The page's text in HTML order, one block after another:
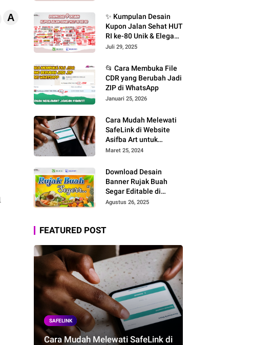
A
Gratis Font
✨ Kumpulan Desain
Kupon Jalan Sehat HUT
RI ke-80 Unik & Elegan
– Download File
Editable!
Juli 29, 2025
📂 Cara Membuka File
CDR yang Berubah Jadi
ZIP di WhatsApp
Januari 25, 2026
Cara Mudah Melewati
SafeLink di Website
Asifba Art untuk
Mengunduh File Desain
Maret 25, 2024
Download Desain
Banner Rujak Buah
Segar Editable di
CorelDRAW: Nuansa
Agustus 26, 2025
FEATURED POST
SAFELINK
Cara Mudah Melewati SafeLink di